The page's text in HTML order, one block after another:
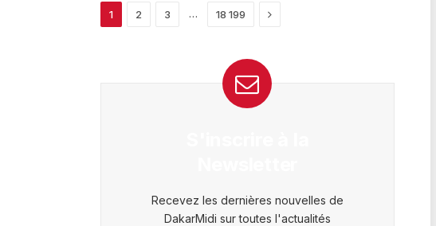
1 2 3 … 18 199 Next
Recevez les dernières nouvelles de
DakarMidi sur toutes l'actualités